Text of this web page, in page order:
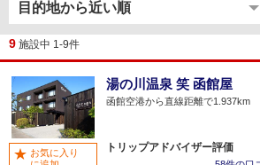
9 施設中 1-9件
湯の川温泉 笑 函館屋
函館空港から直線距離で1.937km
トリップアドバイザー評価
お気に入り